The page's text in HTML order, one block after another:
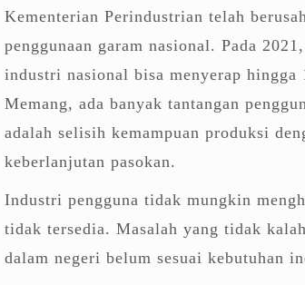
Kementerian Perindustrian telah
penggunaan garam nasional. Pada
industri nasional bisa menyerap
Memang, ada banyak tantangan
adalah selisih kemampuan produksi
keberlanjutan pasokan.
Industri pengguna tidak mungkin
tidak tersedia. Masalah yang tidak
dalam negeri belum sesuai kebutuhan